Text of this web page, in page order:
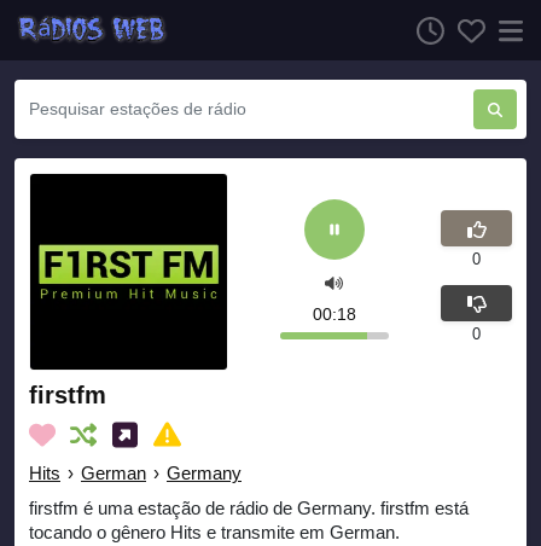
firstfm
Hits › German › Germany
firstfm é uma estação de rádio de Germany. firstfm está
tocando o gênero Hits e transmite em German.
00:18
0
0